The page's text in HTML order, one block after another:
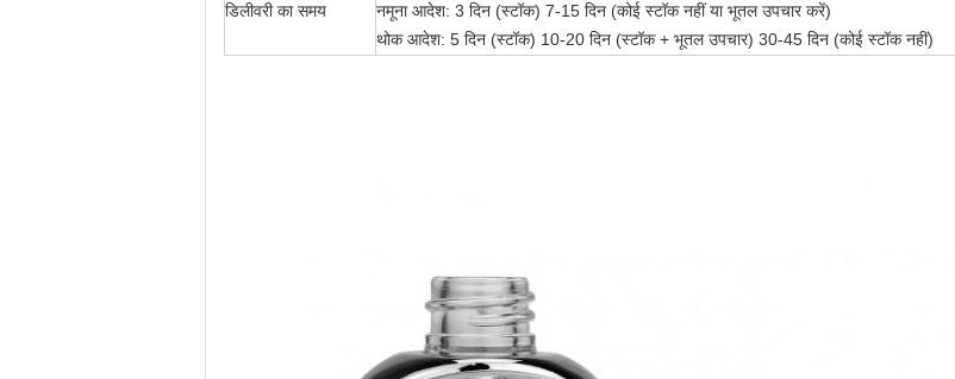
डिलीवरी का समय
नमूना आदेश: 3 दिन (स्टॉक) 7-15 दिन (कोई स्टॉक नहीं या भूतल उपचार करें)
थोक आदेश: 5 दिन (स्टॉक) 10-20 दिन (स्टॉक + भूतल उपचार) 30-45 दिन (कोई स्टॉक नहीं)